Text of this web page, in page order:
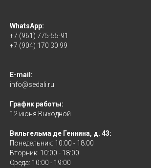
WhatsApp:
+7 (961) 775-55-91
+7 (904) 170 30 99
E-mail:
info@sedali.ru
График работы:
12 июня Выходной
Вильгельма де Геннина, д. 43:
Понедельник: 10:00 - 18:00
Вторник: 10:00 - 18:00
Среда: 10:00 - 19:00